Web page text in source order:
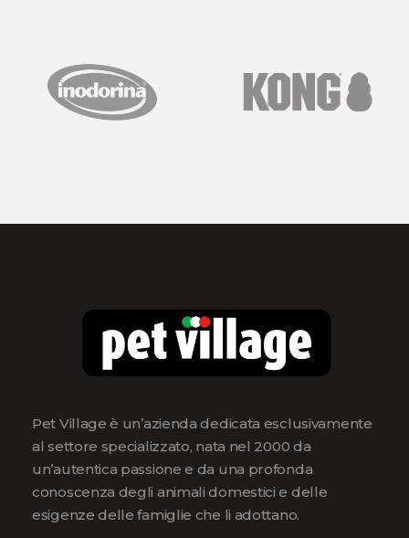
Pet Village è un’azienda dedicata esclusivamente
al settore specializzato, nata nel 2000 da
un’autentica passione e da una profonda
conoscenza degli animali domestici e delle
esigenze delle famiglie che li adottano.